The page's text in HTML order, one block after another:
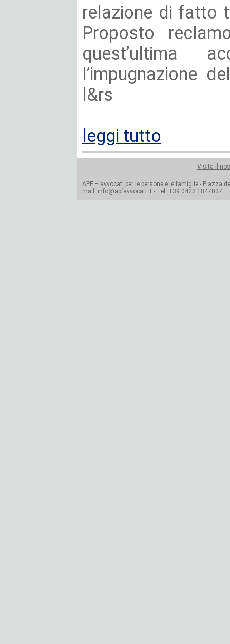
relazione di fatto
Proposto
quest’ultima
l’impugnazione
l&rs
leggi tutto
Visita il
APF – avvocati per le persone e le famiglie - Piazza
mail: info@apfavvocati.it - Tel. +39 0422.1847037